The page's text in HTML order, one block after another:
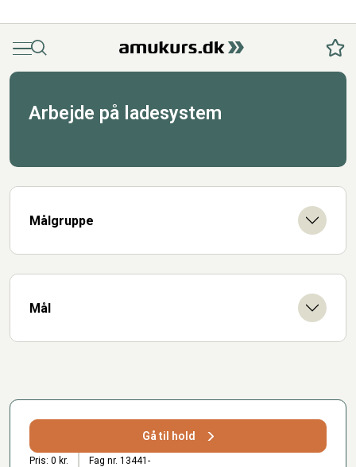
MenuSøg
Arbejde på ladesystem
Målgruppe
Mål
Gå til hold
Pris: 0 kr. Fag nr. 13441-